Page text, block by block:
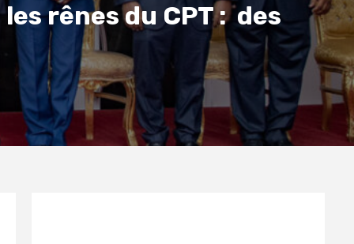
rênes du CPT : des